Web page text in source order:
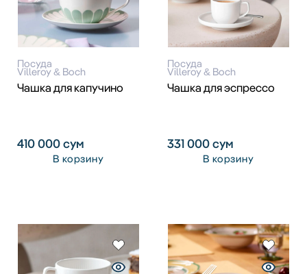
Посуда
Villeroy & Boch
Чашка для капучино
410 000сум
В корзину
Посуда
Villeroy & Boch
Чашка для эспрессо
331 000сум
В корзину